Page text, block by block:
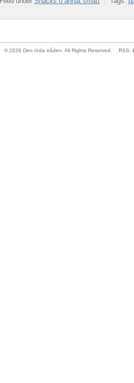
© 2026 Den röda tråden. All Rights Reserved. RSS: